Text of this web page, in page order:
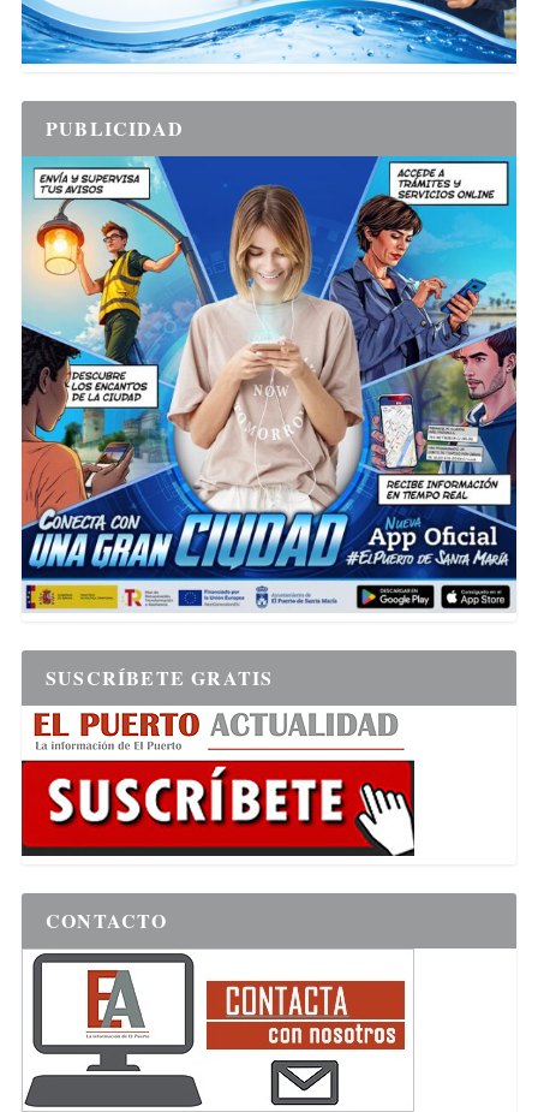
PUBLICIDAD
SUSCRÍBETE GRATIS
CONTACTO